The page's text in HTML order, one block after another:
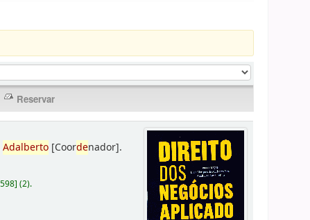
Adalberto [Coordenador].
](2).